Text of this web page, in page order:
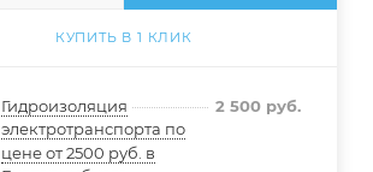
КУПИТЬ В 1 КЛИК
Гидроизоляция
электротранспорта по
цене от 2500 руб. в
2 500руб.